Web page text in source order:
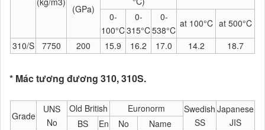
(GPa)
0-
100°C
0-
315°C
0-
538°C
at 100°C at 500°C
310/S
7750 200 15.9 16.2 17.0 14.2 18.7
* Mác tương đương 310, 310S.
Grade
UNS
No
Old British Euronorm
Swedish
SS
Japanese
JIS
BS En No
Name